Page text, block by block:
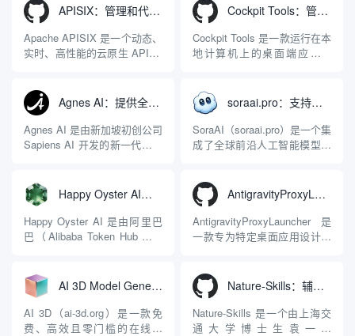
plataformas
APISIX：管理和代理API及大模型流量的高性能网关
Apache APISIX 是一个动态、
实时、高性能的云原生 API 网
LuaJIT 构建，并在 2019 年作
为顶级开源项目捐赠给
Apache 软件基金会。APISIX
彻底摒...
Cockpit Tools：管理多个AI编程IDE账号与配置多开独立实例的本地桌面应用
Cockpit Tools 是一款运行在本
地计算机上的桌面端应用程
程助手的账号与运行环境而设
计。它目前支持包括
Antigravity IDE、Codex、
GitHub Copilo...
Agnes AI：提供全模态模型免费API、支持图文视频生成与复杂工程执行的智能体平台
Agnes AI 是由新加坡初创公司
Sapiens AI 开发的新一代多模
限制，提供集文本、图像、视
频生成于一体的“全模态”大模
型能力。平台的核心产品矩阵
包括主打自动化工作流的
soraai.pro：支持多模型文字转视频和图像生成的在线创作工具
SoraAI（soraai.pro）是一个集
成了全球前沿人工智能模型的
者、营销人员及广大用户提供
一站式、开箱即用的视觉内容
生成解决方案。网站的核心优
势在于其强大的多模型聚合能
Happy Oyster AI：生成可交互式3D虚拟世界与视频的大模型
Happy Oyster AI 是由阿里巴
巴（Alibaba Token Hub业务
世界模型”（Open-Ended
World Model）。不同于传统
AI视频工具“单次输入提示词...
AntigravityProxyLauncher：免TUN全局代理使用Antigravity IDE
AntigravityProxyLauncher 是
一款专为特定桌面应用设计的
Windows 平台。当用户使用桌
面版 Gemini 客户端或
Antigravity IDE ...
AI 3D Model Generator：通过文本和图像快速生成3D模型的在线工具
AI 3D（ai-3d.org）是一款免
费、高效且零门槛的在线AI
Nature-Skills：辅助撰写学术论文和绘制科研图表的智能体插件
Nature-Skills 是一个由上海交
通大学博士生袁一哲